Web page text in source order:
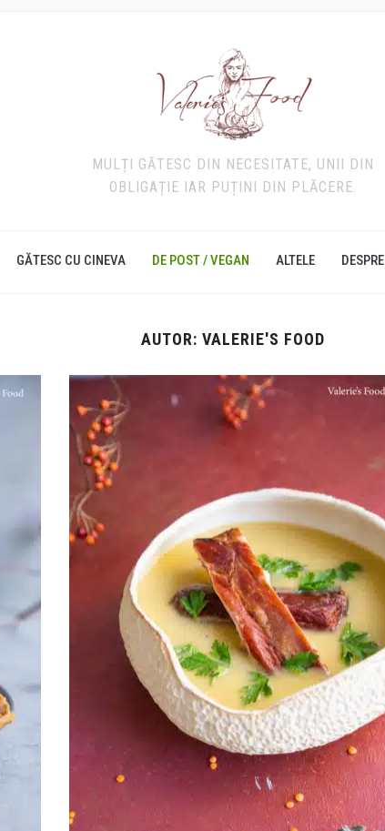
MULȚI GĂTESC DIN NECESITATE, UNII DIN
OBLIGAȚIE IAR PUȚINI DIN PLĂCERE.
GĂTESC CU CINEVA DE POST / VEGAN ALTELE DESPRE
AUTOR: VALERIE'S FOOD